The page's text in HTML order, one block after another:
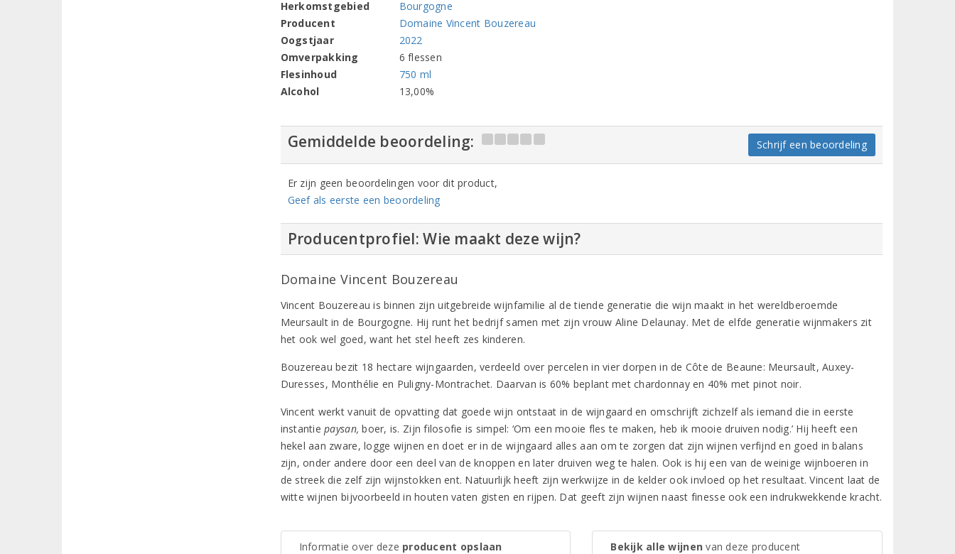
Herkomstgebied
Bourgogne
Producent
Domaine Vincent Bouzereau
Oogstjaar
2022
Omverpakking
6 flessen
Flesinhoud
750 ml
Alcohol
13,00%
Gemiddelde beoordeling: Schrijf een beoordeling
Er zijn geen beoordelingen voor dit product,
Geef als eerste een beoordeling
Producentprofiel: Wie maakt deze wijn?
Domaine Vincent Bouzereau
Vincent Bouzereau is binnen zijn uitgebreide wijnfamilie al de tiende generatie die wijn maakt in het wereldberoemde
Meursault in de Bourgogne. Hij runt het bedrijf samen met zijn vrouw Aline Delaunay. Met de elfde generatie wijnmakers zit
het ook wel goed, want het stel heeft zes kinderen.
Bouzereau bezit 18 hectare wijngaarden, verdeeld over percelen in vier dorpen in de Côte de Beaune: Meursault, Auxey-
Duresses, Monthélie en Puligny-Montrachet. Daarvan is 60% beplant met chardonnay en 40% met pinot noir.
Vincent werkt vanuit de opvatting dat goede wijn ontstaat in de wijngaard en omschrijft zichzelf als iemand die in eerste
instantiepaysan,boer, is. Zijn filosofie is simpel: ‘Om een mooie fles te maken, heb ik mooie druiven nodig.’ Hij heeft een
hekel aan zware, logge wijnen en doet er in de wijngaard alles aan om te zorgen dat zijn wijnen verfijnd en goed in balans
zijn, onder andere door een deel van de knoppen en later druiven weg te halen. Ook is hij een van de weinige wijnboeren in
de streek die zelf zijn wijnstokken ent. Natuurlijk heeft zijn werkwijze in de kelder ook invloed op het resultaat. Vincent laat de
witte wijnen bijvoorbeeld in houten vaten gisten en rijpen. Dat geeft zijn wijnen naast finesse ook een indrukwekkende kracht.
Informatie over deze producent opslaan Bekijk alle wijnen van deze producent